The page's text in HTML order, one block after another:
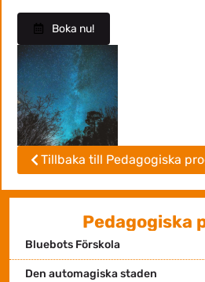
Boka nu!
Tillbaka till Pedagogiska
Pedagogiska
Bluebots Förskola
Den automagiska staden